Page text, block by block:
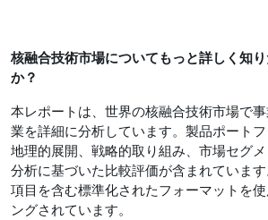
核融合技術市場についてもっと詳しく知
か？
本レポートは、世界の核融合技術市場で
業を詳細に分析しています。製品ポートフ
地理的展開、戦略的取り組み、市場セグ
分析に基づいた比較評価が含まれていま
項目を含む標準化されたフォーマットを
ングされています。